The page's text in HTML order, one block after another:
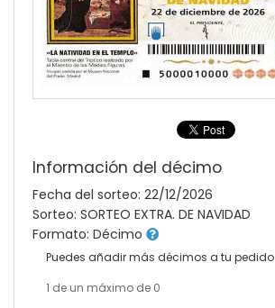
Información del décimo
Fecha del sorteo: 22/12/2026
Sorteo: SORTEO EXTRA. DE NAVIDAD
Formato: Décimo
Puedes añadir más décimos a tu pedido
1 de un máximo de 0